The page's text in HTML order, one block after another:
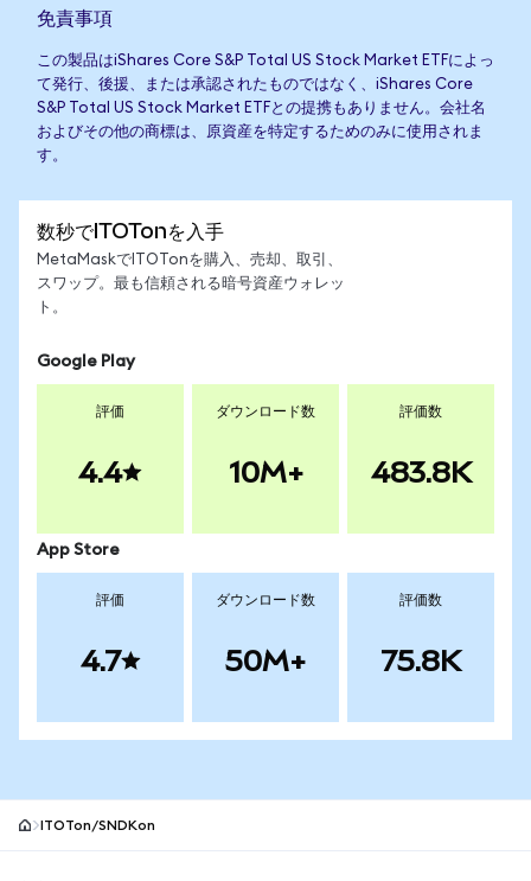
免責事項
この製品はiShares Core S&P Total US Stock Market ETFによっ
て発行、後援、または承認されたものではなく、iShares Core
S&P Total US Stock Market ETFとの提携もありません。会社名
およびその他の商標は、原資産を特定するためのみに使用されま
す。
数秒でITOTonを入手
MetaMaskでITOTonを購入、売却、取引、
スワップ。最も信頼される暗号資産ウォレッ
ト。
Google Play
評価
4.4
ダウンロード数
10M+
評価数
483.8K
App Store
評価
4.7
ダウンロード数
50M+
評価数
75.8K
ITOTon/SNDKon